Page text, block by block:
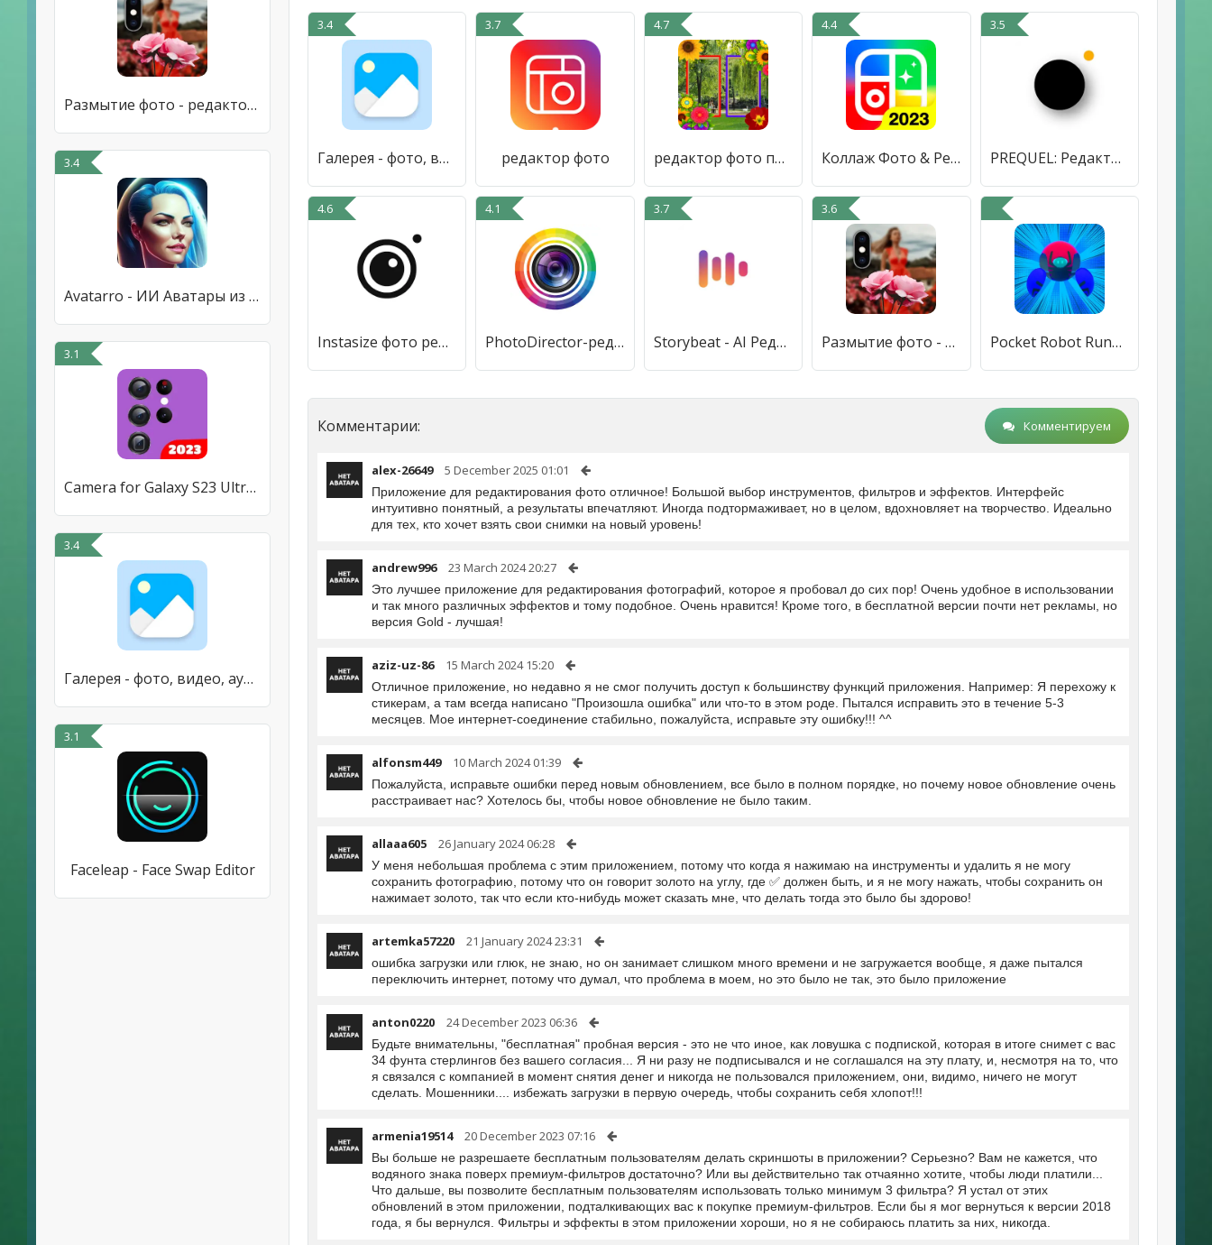
Размытие фото - редактор фона
3.4
Avatarro - ИИ Аватары из фото
3.1
Camera for Galaxy S23 Ultra 4k
3.4
Галерея - фото, видео, аудио
3.1
Faceleap - Face Swap Editor
3.4
Галерея - фото, видео, аудио
3.7
редактор фото
4.7
редактор фото природы и рамки
4.4
Коллаж Фото & Редактор Фото
3.5
PREQUEL: Редактор фото и видео
4.6
Instasize фото редактор коллаж
4.1
PhotoDirector-редактор фото
3.7
Storybeat - AI Редактор фото
3.6
Размытие фото - редактор фона Pocket Robot Runner
Комментарии: Комментируем
alex-26649 5 December 2025 01:01
Приложение для редактирования фото отличное! Большой выбор инструментов, фильтров и эффектов. Интерфейс
интуитивно понятный, а результаты впечатляют. Иногда подтормаживает, но в целом, вдохновляет на творчество. Идеально
для тех, кто хочет взять свои снимки на новый уровень!
andrew996 23 March 2024 20:27
Это лучшее приложение для редактирования фотографий, которое я пробовал до сих пор! Очень удобное в использовании
и так много различных эффектов и тому подобное. Очень нравится! Кроме того, в бесплатной версии почти нет рекламы, но
версия Gold - лучшая!
aziz-uz-86 15 March 2024 15:20
Отличное приложение, но недавно я не смог получить доступ к большинству функций приложения. Например: Я перехожу к
стикерам, а там всегда написано "Произошла ошибка" или что-то в этом роде. Пытался исправить это в течение 5-3
месяцев. Мое интернет-соединение стабильно, пожалуйста, исправьте эту ошибку!!! ^^
alfonsm449 10 March 2024 01:39
Пожалуйста, исправьте ошибки перед новым обновлением, все было в полном порядке, но почему новое обновление очень
расстраивает нас? Хотелось бы, чтобы новое обновление не было таким.
allaaa605 26 January 2024 06:28
У меня небольшая проблема с этим приложением, потому что когда я нажимаю на инструменты и удалить я не могу
сохранить фотографию, потому что он говорит золото на углу, где ✅ должен быть, и я не могу нажать, чтобы сохранить он
нажимает золото, так что если кто-нибудь может сказать мне, что делать тогда это было бы здорово!
artemka57220 21 January 2024 23:31
ошибка загрузки или глюк, не знаю, но он занимает слишком много времени и не загружается вообще, я даже пытался
переключить интернет, потому что думал, что проблема в моем, но это было не так, это было приложение
anton0220 24 December 2023 06:36
Будьте внимательны, "бесплатная" пробная версия - это не что иное, как ловушка с подпиской, которая в итоге снимет с вас
34 фунта стерлингов без вашего согласия... Я ни разу не подписывался и не соглашался на эту плату, и, несмотря на то, что
я связался с компанией в момент снятия денег и никогда не пользовался приложением, они, видимо, ничего не могут
сделать. Мошенники.... избежать загрузки в первую очередь, чтобы сохранить себя хлопот!!!
armenia19514 20 December 2023 07:16
Вы больше не разрешаете бесплатным пользователям делать скриншоты в приложении? Серьезно? Вам не кажется, что
водяного знака поверх премиум-фильтров достаточно? Или вы действительно так отчаянно хотите, чтобы люди платили...
Что дальше, вы позволите бесплатным пользователям использовать только минимум 3 фильтра? Я устал от этих
обновлений в этом приложении, подталкивающих вас к покупке премиум-фильтров. Если бы я мог вернуться к версии 2018
года, я бы вернулся. Фильтры и эффекты в этом приложении хороши, но я не собираюсь платить за них, никогда.